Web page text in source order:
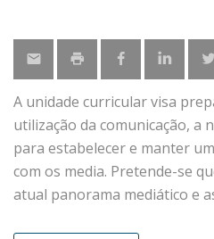
A unidade curricular visa
utilização da comunicação, a
para estabelecer e manter
com os media. Pretende-se
atual panorama mediático e